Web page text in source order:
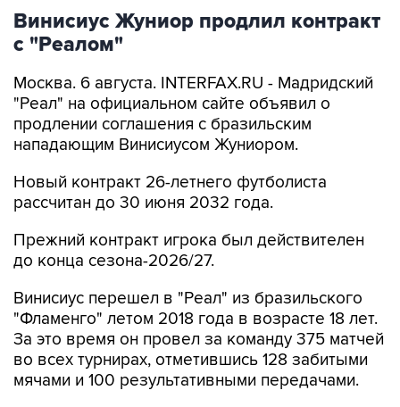
Винисиус Жуниор продлил контракт
с "Реалом"
Москва. 6 августа. INTERFAX.RU - Мадридский
"Реал" на официальном сайте объявил о
продлении соглашения с бразильским
нападающим Винисиусом Жуниором.
Новый контракт 26-летнего футболиста
рассчитан до 30 июня 2032 года.
Прежний контракт игрока был действителен
до конца сезона-2026/27.
Винисиус перешел в "Реал" из бразильского
"Фламенго" летом 2018 года в возрасте 18 лет.
За это время он провел за команду 375 матчей
во всех турнирах, отметившись 128 забитыми
мячами и 100 результативными передачами.